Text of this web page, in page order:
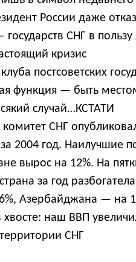
России даже
государств СНГ в пользу
кризис
постсоветских
функция — быть
случай…КСТАТИ
СНГ
2004 год. Наилучшие
вырос на 12%. На
за год
Азербайджана — на
наш ВВП
СНГ